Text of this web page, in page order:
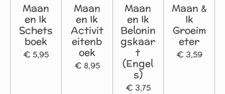
Maan
en Ik
Schets
boek
€ 5,95
Maan
en Ik
Activit
eitenb
oek
€ 8,95
Maan
en Ik
Belonin
gskaar
t
(Engel
s)
€ 3,75
Maan &
Ik
Groeim
eter
€ 3,59